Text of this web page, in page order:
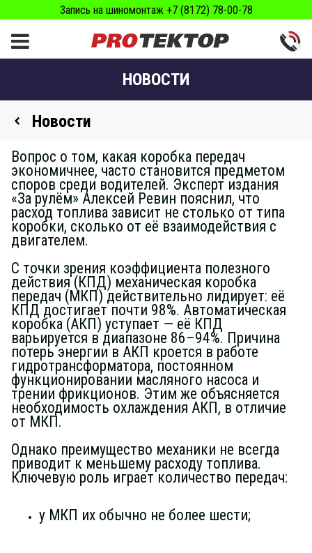
Запись на шиномонтаж +7 (8172) 78-00-78
НОВОСТИ
Новости
Вопрос о том, какая коробка передач
экономичнее, часто становится предметом
споров среди водителей. Эксперт издания
«За рулём» Алексей Ревин пояснил, что
расход топлива зависит не столько от типа
коробки, сколько от её взаимодействия с
двигателем.
С точки зрения коэффициента полезного
действия (КПД) механическая коробка
передач (МКП) действительно лидирует: её
КПД достигает почти 98%. Автоматическая
коробка (АКП) уступает — её КПД
варьируется в диапазоне 86–94%. Причина
потерь энергии в АКП кроется в работе
гидротрансформатора, постоянном
функционировании масляного насоса и
трении фрикционов. Этим же объясняется
необходимость охлаждения АКП, в отличие
от МКП.
Однако преимущество механики не всегда
приводит к меньшему расходу топлива.
Ключевую роль играет количество передач:
у МКП их обычно не более шести;